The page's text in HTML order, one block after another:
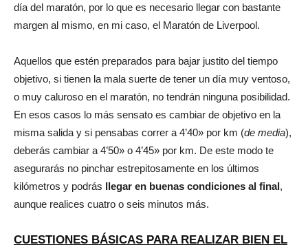
día del maratón, por lo que es necesario llegar con bastante
margen al mismo, en mi caso, el Maratón de Liverpool.
Aquellos que estén preparados para bajar justito del tiempo
objetivo, si tienen la mala suerte de tener un día muy ventoso,
o muy caluroso en el maratón, no tendrán ninguna posibilidad.
En esos casos lo más sensato es cambiar de objetivo en la
misma salida y si pensabas correr a 4’40» por km (de media),
deberás cambiar a 4’50» o 4’45» por km. De este modo te
asegurarás no pinchar estrepitosamente en los últimos
kilómetros y podrás llegar en buenas condiciones al final,
aunque realices cuatro o seis minutos más.
CUESTIONES BÁSICAS PARA REALIZAR BIEN EL